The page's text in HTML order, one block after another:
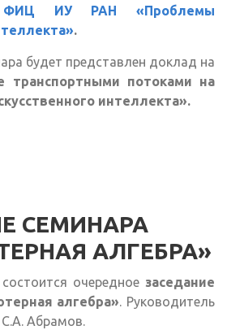
ФИЦ ИУ РАН «Проблемы
.
будет представлен доклад на
транспортными потоками на
интеллекта».
СЕМИНАРА
АЛГЕБРА»
состоится очередное заседание
алгебра». Руководитель
Абрамов.